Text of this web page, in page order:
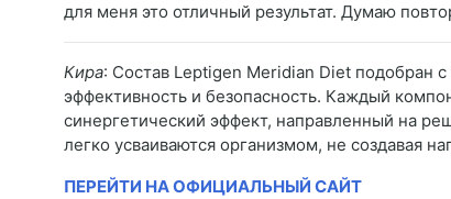
для меня это отличный результат. Думаю
Кира: Состав Leptigen Meridian Diet подобран
эффективность и безопасность. Каждый
синергетический эффект, направленный на
легко усваиваются организмом, не создавая
ПЕРЕЙТИ НА ОФИЦИАЛЬНЫЙ САЙТ